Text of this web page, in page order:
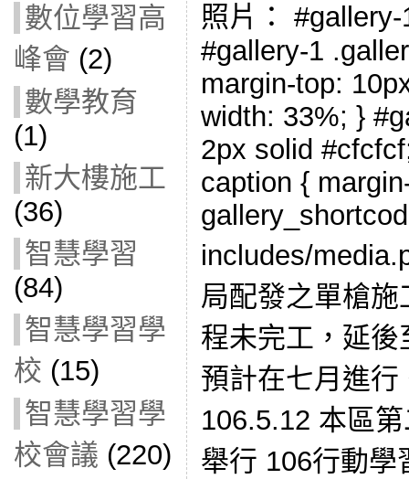
數位學習高
峰會 (2)
數學教育
(1)
新大樓施工
(36)
智慧學習
(84)
智慧學習學
校 (15)
智慧學習學
校會議 (220)
照片：
#gallery-1
margin-top:
width: 33%; }
2px solid
caption {
includes/
局配發之單槍
程未完工，延
預計在七月進
106.5.12 本區
舉行 106行動學